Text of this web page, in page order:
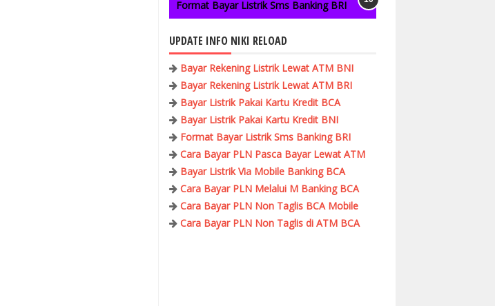
Format Bayar Listrik Sms Banking BRI
UPDATE INFO NIKI RELOAD
Bayar Rekening Listrik Lewat ATM BNI
Bayar Rekening Listrik Lewat ATM BRI
Bayar Listrik Pakai Kartu Kredit BCA
Bayar Listrik Pakai Kartu Kredit BNI
Format Bayar Listrik Sms Banking BRI
Cara Bayar PLN Pasca Bayar Lewat ATM
Bayar Listrik Via Mobile Banking BCA
Cara Bayar PLN Melalui M Banking BCA
Cara Bayar PLN Non Taglis BCA Mobile
Cara Bayar PLN Non Taglis di ATM BCA